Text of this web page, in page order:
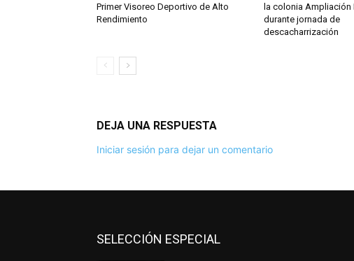
Primer Visoreo Deportivo de Alto
Rendimiento
la colonia Ampliación
durante jornada de
descacharrización
DEJA UNA RESPUESTA
Iniciar sesión para dejar un comentario
SELECCIÓN ESPECIAL